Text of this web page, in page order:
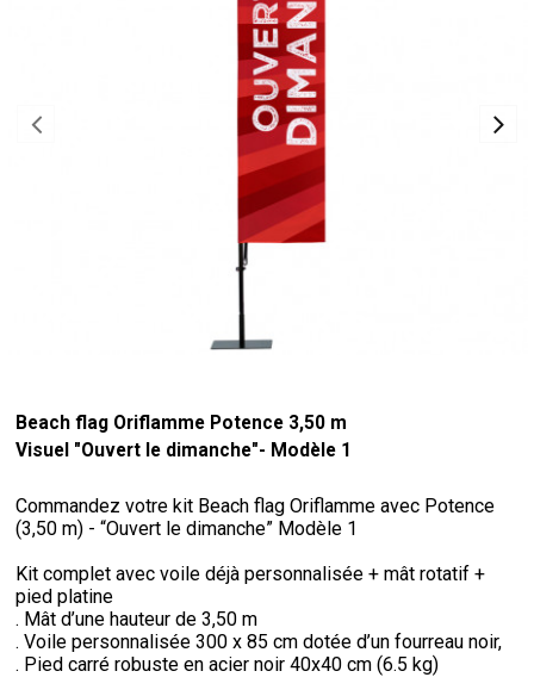
Beach flag Oriflamme Potence 3,50 m
Visuel "Ouvert le dimanche"- Modèle 1
Commandez votre kit Beach flag Oriflamme avec Potence
(3,50 m) - “Ouvert le dimanche” Modèle 1
Kit complet avec voile déjà personnalisée + mât rotatif +
pied platine
. Mât d’une hauteur de 3,50 m
. Voile personnalisée 300 x 85 cm dotée d’un fourreau noir,
. Pied carré robuste en acier noir 40x40 cm (6.5 kg)